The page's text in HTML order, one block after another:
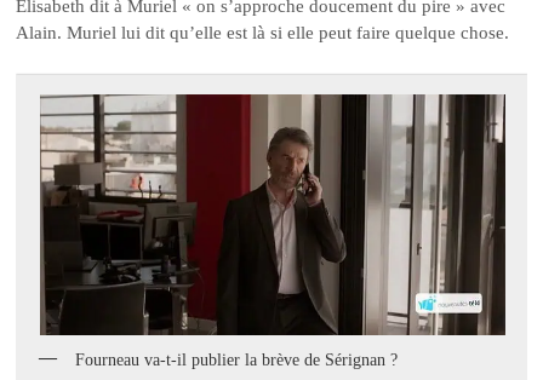
Elisabeth dit à Muriel « on s’approche doucement du pire » avec
Alain. Muriel lui dit qu’elle est là si elle peut faire quelque chose.
Fourneau va-t-il publier la brève de Sérignan ?